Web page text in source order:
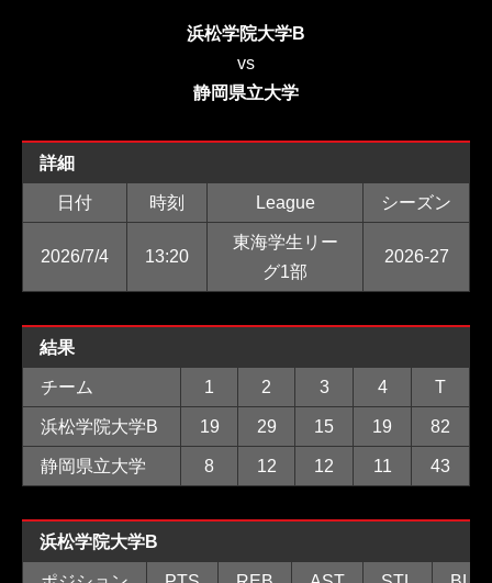
浜松学院大学B
vs
静岡県立大学
詳細
日付 時刻 League シーズン
2026/7/4 13:20
東海学生リー
グ1部
2026-27
結果
チーム 1 2 3 4 T
浜松学院大学B 19 29 15 19 82
静岡県立大学 8 12 12 11 43
浜松学院大学B